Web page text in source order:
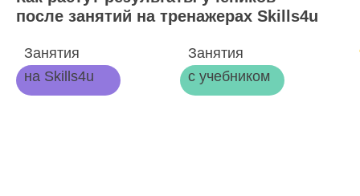
после занятий на тренажерах Skills4u
Занятия
на Skills4u
Занятия
с учебником